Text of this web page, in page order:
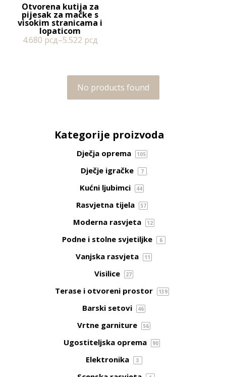
Otvorena kutija za
pijesak za mačke s
visokim stranicama i
lopaticom
4.680 рсд–5.522 рсд
No products found
Kategorije proizvoda
Dječja oprema 105
Dječje igračke 7
Kućni ljubimci 44
Rasvjetna tijela 57
Moderna rasvjeta 12
Podne i stolne svjetiljke 6
Vanjska rasvjeta 11
Visilice 27
Terase i otvoreni prostor 139
Barski setovi 46
Vrtne garniture 56
Ugostiteljska oprema 90
Elektronika 3